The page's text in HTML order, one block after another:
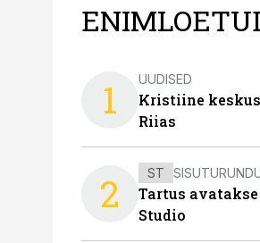
1 UUDISED
Kristiine
Riias
2 ST
Tartus avatakse
Studio